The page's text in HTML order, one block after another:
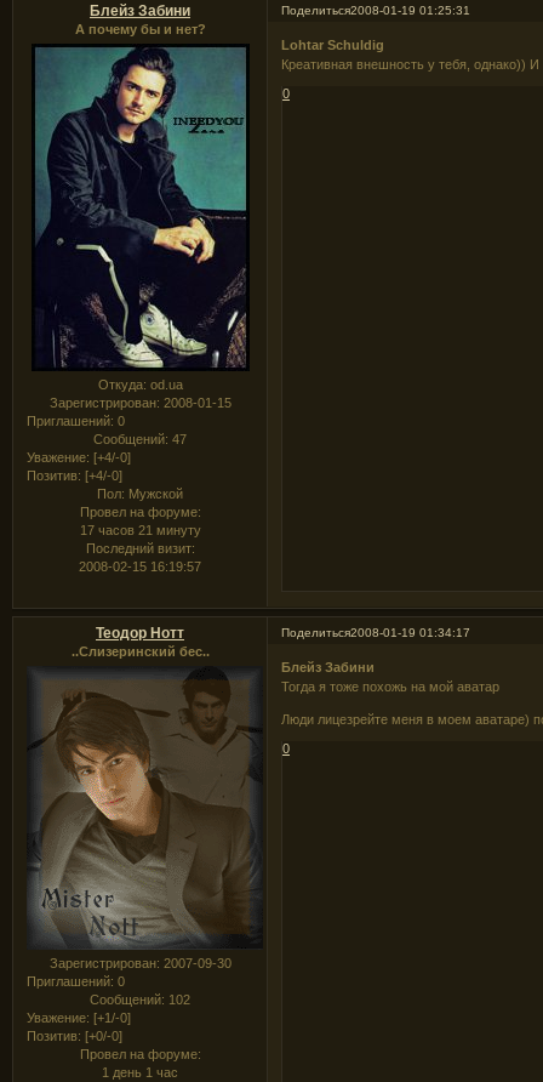
Поделиться2008-01-19 01:25:31
Блейз Забини
А почему бы и нет?
Откуда: od.ua
Зарегистрирован: 2008-01-15
Приглашений: 0
Сообщений: 47
Уважение: [+4/-0]
Позитив: [+4/-0]
Пол: Мужской
Провел на форуме:
17 часов 21 минуту
Последний визит:
2008-02-15 16:19:57
Lohtar Schuldig
Креативная внешность у тебя, однако))
0
Поделиться2008-01-19 01:34:17
Теодор Нотт
..Слизеринский бес..
Зарегистрирован: 2007-09-30
Приглашений: 0
Сообщений: 102
Уважение: [+1/-0]
Позитив: [+0/-0]
Провел на форуме:
1 день 1 час
Блейз Забини
Тогда я тоже похожь на мой аватар
Люди лицезрейте меня в моем аватаре)
0